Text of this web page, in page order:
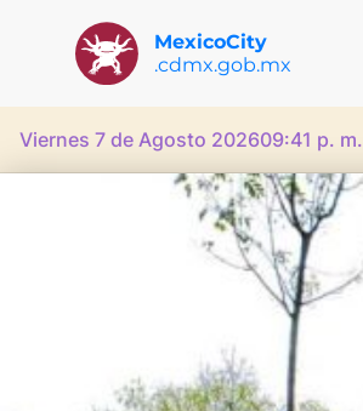
MexicoCity
.cdmx.gob.mx
Viernes 7 de Agosto 202609:41 p. m.